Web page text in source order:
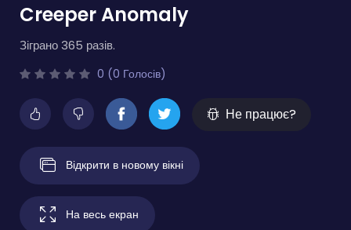
Creeper Anomaly
Зіграно 365 разів.
0 (0 Голосів)
Не працює?
Відкрити в новому вікні
На весь екран